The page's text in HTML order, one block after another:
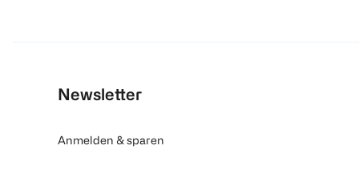
Newsletter
Anmelden & sparen